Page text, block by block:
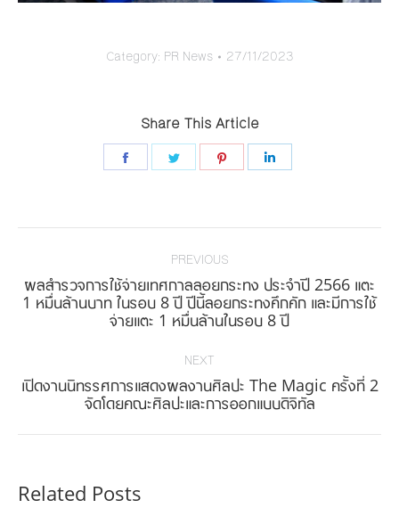
Category: PR News 27/11/2023
Share This Article
Share
Share
Share
Post
PREVIOUS
Previous
post:
ผลสำรวจการใช้จ่ายเทศกาลลอยกระทง ประจำปี 2566 แตะ
1 หมื่นล้านบาท ในรอบ 8 ปี ปีนี้ลอยกระทงคึกคัก และมีการใช้
จ่ายแตะ 1 หมื่นล้านในรอบ 8 ปี
NEXT
Next
post:
เปิดงานนิทรรศการแสดงผลงานศิลปะ The Magic ครั้งที่ 2
จัดโดยคณะศิลปะและการออกแบบดิจิทัล
Related Posts